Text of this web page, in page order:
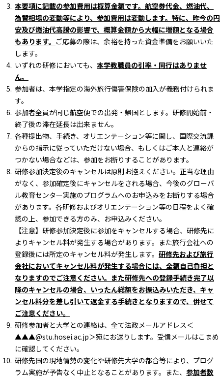
本要項に記載の参加費用は概算金額です。航空券代金、燃油代、
為替相場の変動等により、参加費用は変動します。特に、昨今の円
安及び燃油代高騰の影響で、概算金額から大幅に増額となる場合
もあります。 ご応募の際は、余裕を持った資金準備をお願いいた
します。
いずれの研修においても、 本学教職員の引率・同行はありませ
ん。
参加者は、本学指定の海外旅行傷害保険の加入が義務付けられま
す。
参加者全員が同じ航空便での出発・帰国とします。研修開始前・
終了後の滞在延長は出来ません。
各種提出物、手続き、オリエンテーション等に関し、国際交流課
からの指示に従っていただけない場合、もしくはご本人と連絡が
つかない場合などは、参加をお断りすることがあります。
研修参加決定後のキャンセルは原則お控えください。正当な理由
がなく、参加確定後にキャンセルをされる場合、今後のグローバ
ル教育センター実施のプログラムへのお申込みをお断りする場合
があります。各研修およびオリエンテーション等の日程をよく確
認の上、参加できる方のみ、お申込みください。
【注意】研修参加決定後に参加をキャンセルする場合、研修先に
よりキャンセル料が発生する場合があります。また旅行会社への
登録後には所定のキャンセル料が発生します。 研修先および旅行
会社においてキャンセル料が発生する場合には、全額自己負担と
なりますのでご注意ください。また研修先への登録手続き完了以
降のキャンセルの場合、いったん総額をお振込みいただき、キャ
ンセル料分を差し引いて返金する手続きとなりますので、併せて
ご注意ください。
研修参加者と大学との連絡は、全て法政メールアドレス＜
▲▲▲@stu.hosei.ac.jp＞宛にお送りします。受信メールはこまめ
に確認してください。
研修先国の現地情勢の変化や研修先大学の都合等により、プログ
ラム実施が予告なく中止となることがあります。また、 参加者数